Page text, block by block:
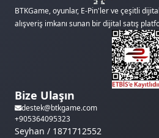
BTKGame, oyunlar, E-Pin'ler ve çeşitli
alışveriş imkanı sunan bir dijital satış
Bize Ulaşın
destek@btkgame.com
+905364095323
Seyhan / 1871712552